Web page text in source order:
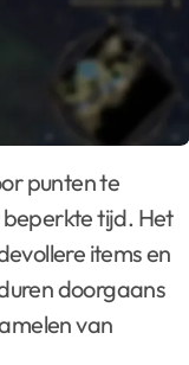
tijd. Het
items en
doorgaans
van